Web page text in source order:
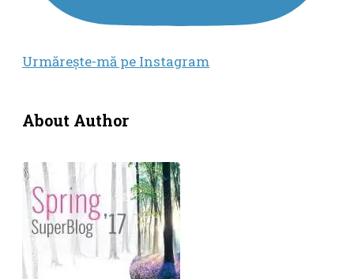
Urmăreşte-mă pe Instagram
About Author